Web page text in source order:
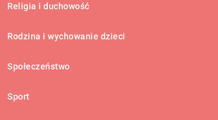
Religia i duchowość
Rodzina i wychowanie dzieci
Społeczeństwo
Sport